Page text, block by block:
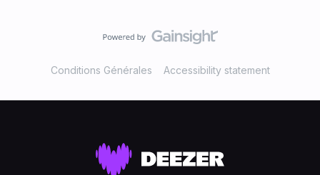
Conditions Générales Accessibility statement